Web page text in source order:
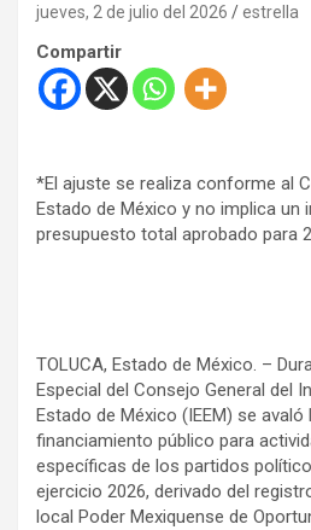
jueves, 2 de julio del 2026 estrella
Compartir
*El ajuste se realiza conforme al
Estado de México y no implica un
presupuesto total aprobado para
TOLUCA, Estado de México. –
Especial del Consejo General del
Estado de México (IEEM) se
financiamiento público para
específicas de los partidos
ejercicio 2026, derivado del
local Poder Mexiquense de